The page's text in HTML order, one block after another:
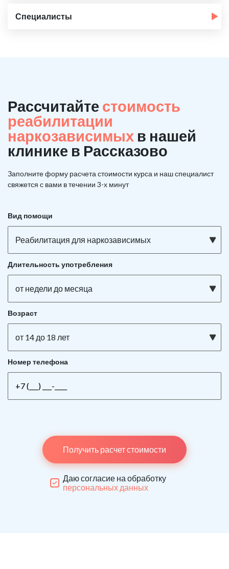
Специалисты
Рассчитайте стоимость
реабилитации
наркозависимых в нашей
клинике в Рассказово
Заполните форму расчета стоимости курса и наш специалист
свяжется с вами в течении 3-х минут
Вид помощи
Реабилитация для наркозависимых
Длительность употребления
от недели до месяца
Возраст
от 14 до 18 лет
Номер телефона
Получить расчет стоимости
Даю согласие на обработку
персональных данных